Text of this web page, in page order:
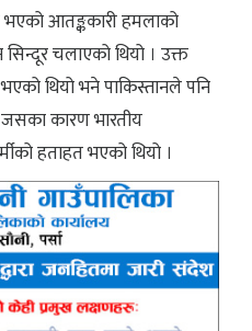
आतङ्ककारी हमलाको
चलाएको थियो । उक्त
थियो भने पाकिस्तानले पनि
जसका कारण भारतीय
हताहत भएको थियो ।